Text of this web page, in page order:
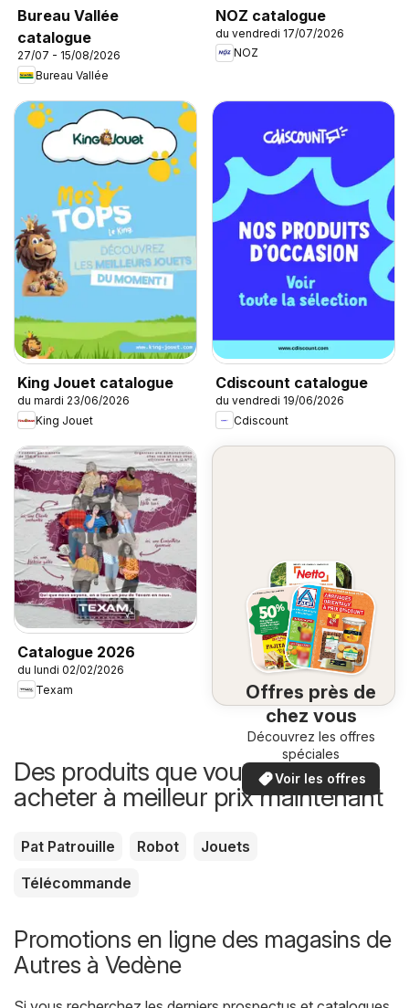
Bureau Vallée
catalogue
27/07 - 15/08/2026
Bureau Vallée
NOZ catalogue
du vendredi 17/07/2026
NOZ
King Jouet catalogue
du mardi 23/06/2026
King Jouet
Cdiscount catalogue
du vendredi 19/06/2026
Cdiscount
Catalogue 2026
du lundi 02/02/2026
Texam
Offres près de
chez vous
Découvrez les offres
spéciales
Voir les offres
Des produits que vous pouvez
acheter à meilleur prix maintenant
Pat Patrouille Robot
Jouets
Télécommande
Promotions en ligne des magasins de
Autres à Vedène